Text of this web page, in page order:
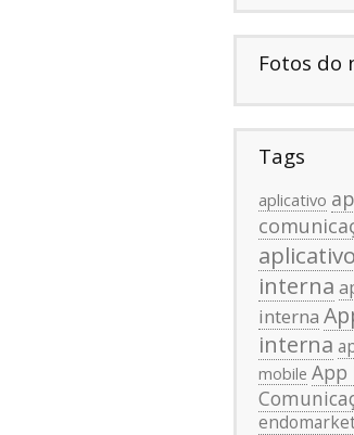
Fotos do
Tags
aplicativo
interna
interna
interna
mobile App